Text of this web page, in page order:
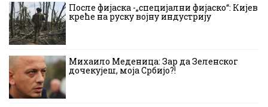
После фијаска -„специјални фијаско“: Кијев
креће на руску војну индустрију
Михаило Меденица: Зар да Зеленског
дочекујеш, моја Србијо?!